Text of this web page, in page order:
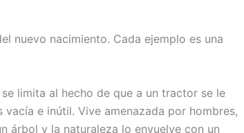
nuevo nacimiento. Cada ejemplo es una
limita al hecho de que a un tractor se le
e inútil. Vive amenazada por hombres,
árbol y la naturaleza lo envuelve con un